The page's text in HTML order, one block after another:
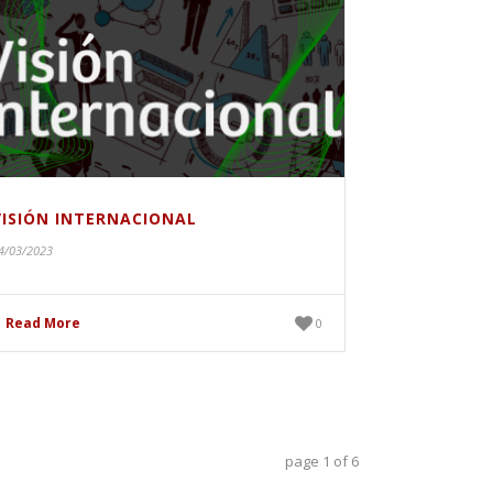
INTERNACIONAL
03/2023
Read More 0
page 1 of6